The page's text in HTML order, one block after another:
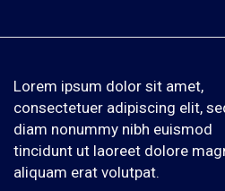
Lorem ipsum dolor sit amet,
consectetuer adipiscing elit,
diam nonummy nibh euismod
tincidunt ut laoreet dolore
aliquam erat volutpat.